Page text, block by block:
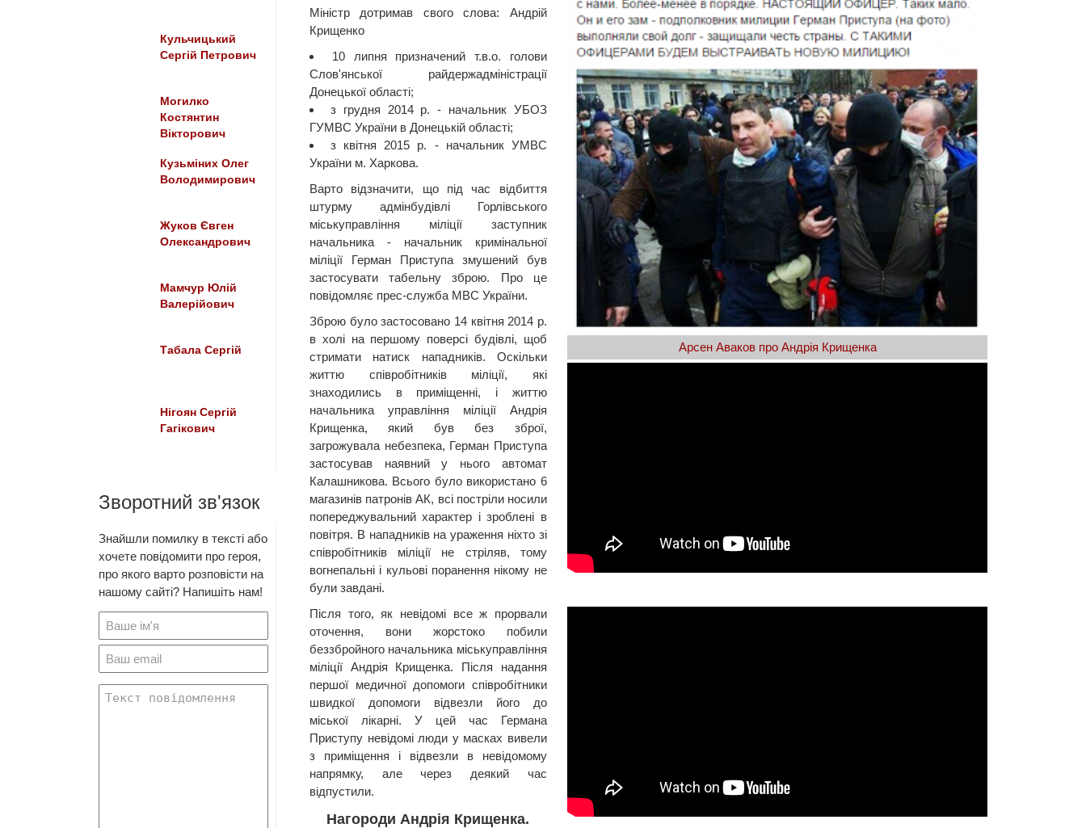
Арсен Аваков про Андрія Крищенка
Міністр дотримав свого слова: Андрій
Крищенко
10 липня призначений т.в.о. голови
Слов'янської райдержадміністрації
Донецької області;
з грудня 2014 р. - начальник УБОЗ
ГУМВС України в Донецькій області;
з квітня 2015 р. - начальник УМВС
України м. Харкова.
Варто відзначити, що під час відбиття
штурму адмінбудівлі Горлівського
міськуправління міліції заступник
начальника - начальник кримінальної
міліції Герман Приступа змушений був
застосувати табельну зброю. Про це
повідомляє прес-служба МВС України.
Зброю було застосовано 14 квітня 2014 р.
в холі на першому поверсі будівлі, щоб
стримати натиск нападників. Оскільки
життю співробітників міліції, які
знаходились в приміщенні, і життю
начальника управління міліції Андрія
Крищенка, який був без зброї,
загрожувала небезпека, Герман Приступа
застосував наявний у нього автомат
Калашникова. Всього було використано 6
магазинів патронів АК, всі постріли носили
попереджувальний характер і зроблені в
повітря. В нападників на ураження ніхто зі
співробітників міліції не стріляв, тому
вогнепальні і кульові поранення нікому не
були завдані.
Після того, як невідомі все ж прорвали
оточення, вони жорстоко побили
беззбройного начальника міськуправління
міліції Андрія Крищенка. Після надання
першої медичної допомоги співробітники
швидкої допомоги відвезли його до
міської лікарні. У цей час Германа
Приступу невідомі люди у масках вивели
з приміщення і відвезли в невідомому
напрямку, але через деякий час
відпустили.
Нагороди Андрія Крищенка.
Кульчицький
Сергій Петрович
Могилко
Костянтин
Вікторович
Кузьміних Олег
Володимирович
Жуков Євген
Олександрович
Мамчур Юлій
Валерійович
Табала Сергій
Нігоян Сергій
Гагікович
Зворотний зв'язок
Знайшли помилку в тексті або
хочете повідомити про героя,
про якого варто розповісти на
нашому сайті? Напишіть нам!